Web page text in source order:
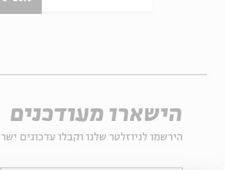
הישארו מעודכנים
הירשמו לניוזלטר שלנו וקבלו עדכונים